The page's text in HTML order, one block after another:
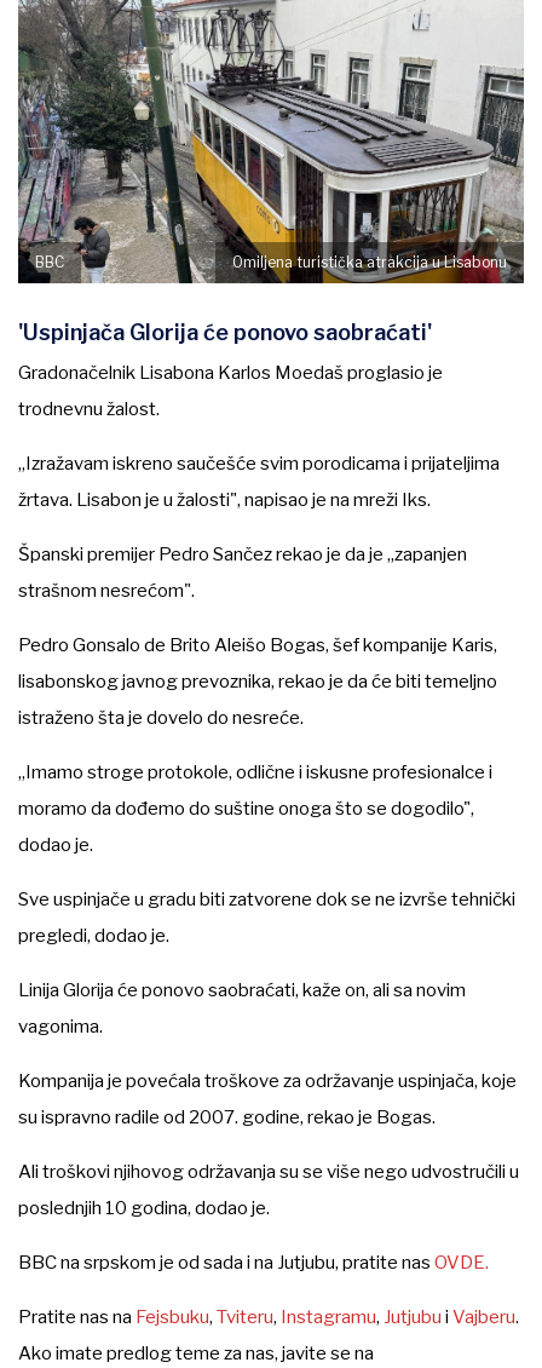
BBC Omiljena turistička atrakcija u Lisabonu
'Uspinjača Glorija će ponovo saobraćati'
Gradonačelnik Lisabona Karlos Moedaš proglasio je
trodnevnu žalost.
„Izražavam iskreno saučešće svim porodicama i prijateljima
žrtava. Lisabon je u žalosti", napisao je na mreži Iks.
Španski premijer Pedro Sančez rekao je da je „zapanjen
strašnom nesrećom".
Pedro Gonsalo de Brito Aleišo Bogas, šef kompanije Karis,
lisabonskog javnog prevoznika, rekao je da će biti temeljno
istraženo šta je dovelo do nesreće.
„Imamo stroge protokole, odlične i iskusne profesionalce i
moramo da dođemo do suštine onoga što se dogodilo",
dodao je.
Sve uspinjače u gradu biti zatvorene dok se ne izvrše tehnički
pregledi, dodao je.
Linija Glorija će ponovo saobraćati, kaže on, ali sa novim
vagonima.
Kompanija je povećala troškove za održavanje uspinjača, koje
su ispravno radile od 2007. godine, rekao je Bogas.
Ali troškovi njihovog održavanja su se više nego udvostručili u
poslednjih 10 godina, dodao je.
BBC na srpskom je od sada i na Jutjubu, pratite nas OVDE.
Pratite nas na Fejsbuku, Tviteru, Instagramu, Jutjubu i Vajberu.
Ako imate predlog teme za nas, javite se na